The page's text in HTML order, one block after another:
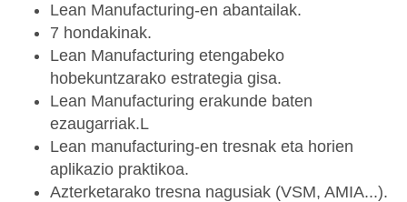
Lean Manufacturing-en abantailak.
7 hondakinak.
Lean Manufacturing etengabeko
hobekuntzarako estrategia gisa.
Lean Manufacturing erakunde baten
ezaugarriak.L
Lean manufacturing-en tresnak eta horien
aplikazio praktikoa.
Azterketarako tresna nagusiak (VSM, AMIA...).